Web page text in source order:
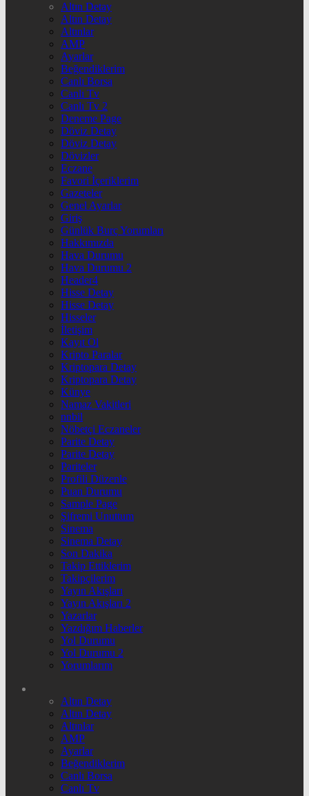
Altın Detay
Altın Detay
Altınlar
AMP
Ayarlar
Beğendiklerim
Canlı Borsa
Canlı Tv
Canlı Tv 2
Deneme Page
Döviz Detay
Döviz Detay
Dövizler
Eczane
Favori İçeriklerim
Gazeteler
Genel Ayarlar
Giriş
Günlük Burç Yorumları
Hakkımızda
Hava Durumu
Hava Durumu 2
Header4
Hisse Detay
Hisse Detay
Hisseler
İletişim
Kayıt Ol
Kripto Paralar
Kriptopara Detay
Kriptopara Detay
Künye
Namaz Vakitleri
nnbil
Nöbetçi Eczaneler
Parite Detay
Parite Detay
Pariteler
Profili Düzenle
Puan Durumu
Sample Page
Şifremi Unuttum
Sinema
Sinema Detay
Son Dakika
Takip Ettiklerim
Takipçilerim
Yayın Akışları
Yayın Akışları 2
Yazarlar
Yazdığım Haberler
Yol Durumu
Yol Durumu 2
Yorumlarım
Altın Detay
Altın Detay
Altınlar
AMP
Ayarlar
Beğendiklerim
Canlı Borsa
Canlı Tv